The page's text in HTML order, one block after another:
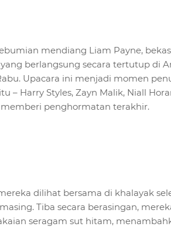
mendiang Liam Payne,
berlangsung secara tertutup di
Upacara ini menjadi momen
– Harry Styles, Zayn Malik, Niall
penghormatan terakhir.
dilihat bersama di khalayak
Tiba secara berasingan,
seragam sut hitam,